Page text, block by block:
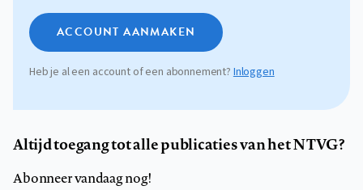
ACCOUNT AANMAKEN
Heb je al een account of een abonnement? Inloggen
Altijd toegang tot alle publicaties van het NTVG?
Abonneer vandaag nog!